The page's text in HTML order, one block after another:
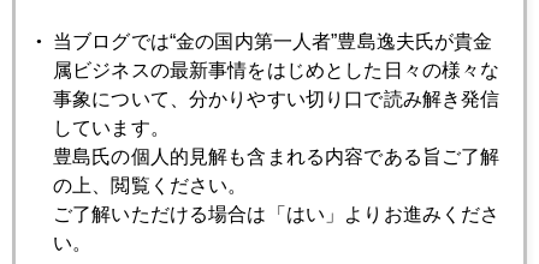
2017年03月24日
日米欧ともに政治相場、ほくそえむ中国
2017年03月23日
トランプ大統領の規制緩和
当ブログでは“金の国内第一人者”豊島逸夫氏が貴金
属ビジネスの最新事情をはじめとした日々の様々な
事象について、分かりやすい切り口で読み解き発信
しています。
豊島氏の個人的見解も含まれる内容である旨ご了解
の上、閲覧ください。
ご了解いただける場合は「はい」よりお進みくださ
い。